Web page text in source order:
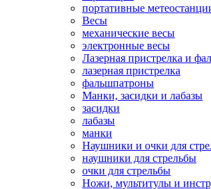
портативные
Весы
механические весы
электронные весы
Лазерная пристрелка и
лазерная пристрелка
фальшпатроны
Манки, засидки и лабазы
засидки
лабазы
манки
Наушники и очки для
наушники для стрельбы
очки для стрельбы
Ножи, мультитулы и